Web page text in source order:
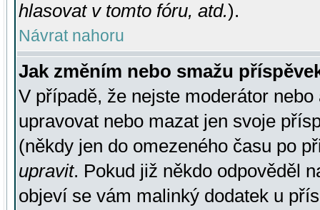
hlasovat v tomto fóru, atd.).
Návrat nahoru
Jak změním nebo smažu
V případě, že nejste moderátor
upravovat nebo mazat jen svoje
(někdy jen do omezeného času po
upravit. Pokud již někdo odpověděl
objeví se vám malinký dodatek u